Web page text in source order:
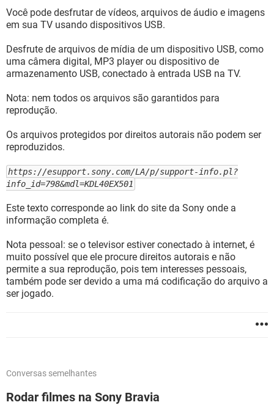
Você pode desfrutar de vídeos, arquivos de áudio e imagens
em sua TV usando dispositivos USB.
Desfrute de arquivos de mídia de um dispositivo USB, como
uma câmera digital, MP3 player ou dispositivo de
armazenamento USB, conectado à entrada USB na TV.
Nota: nem todos os arquivos são garantidos para
reprodução.
Os arquivos protegidos por direitos autorais não podem ser
reproduzidos.
https://esupport.sony.com/LA/p/support-info.pl?
info_id=798&mdl=KDL40EX501
Este texto corresponde ao link do site da Sony onde a
informação completa é.
Nota pessoal: se o televisor estiver conectado à internet, é
muito possível que ele procure direitos autorais e não
permite a sua reprodução, pois tem interesses pessoais,
também pode ser devido a uma má codificação do arquivo a
ser jogado.
Conversas semelhantes
Rodar filmes na Sony Bravia